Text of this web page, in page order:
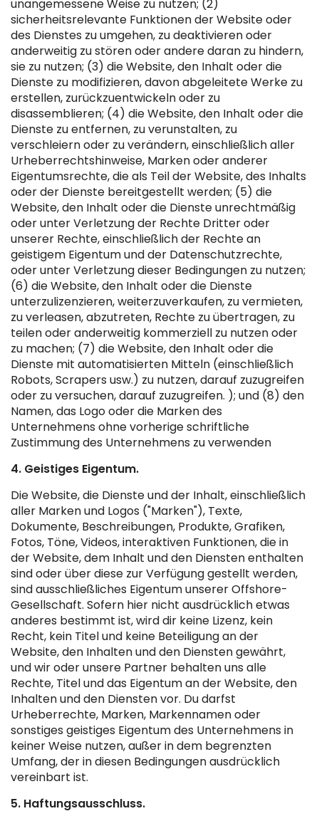
unangemessene Weise zu nutzen; (2)
sicherheitsrelevante Funktionen der Website oder
des Dienstes zu umgehen, zu deaktivieren oder
anderweitig zu stören oder andere daran zu hindern,
sie zu nutzen; (3) die Website, den Inhalt oder die
Dienste zu modifizieren, davon abgeleitete Werke zu
erstellen, zurückzuentwickeln oder zu
disassemblieren; (4) die Website, den Inhalt oder die
Dienste zu entfernen, zu verunstalten, zu
verschleiern oder zu verändern, einschließlich aller
Urheberrechtshinweise, Marken oder anderer
Eigentumsrechte, die als Teil der Website, des Inhalts
oder der Dienste bereitgestellt werden; (5) die
Website, den Inhalt oder die Dienste unrechtmäßig
oder unter Verletzung der Rechte Dritter oder
unserer Rechte, einschließlich der Rechte an
geistigem Eigentum und der Datenschutzrechte,
oder unter Verletzung dieser Bedingungen zu nutzen;
(6) die Website, den Inhalt oder die Dienste
unterzulizenzieren, weiterzuverkaufen, zu vermieten,
zu verleasen, abzutreten, Rechte zu übertragen, zu
teilen oder anderweitig kommerziell zu nutzen oder
zu machen; (7) die Website, den Inhalt oder die
Dienste mit automatisierten Mitteln (einschließlich
Robots, Scrapers usw.) zu nutzen, darauf zuzugreifen
oder zu versuchen, darauf zuzugreifen. ); und (8) den
Namen, das Logo oder die Marken des
Unternehmens ohne vorherige schriftliche
Zustimmung des Unternehmens zu verwenden
4. Geistiges Eigentum.
Die Website, die Dienste und der Inhalt, einschließlich
aller Marken und Logos ("Marken"), Texte,
Dokumente, Beschreibungen, Produkte, Grafiken,
Fotos, Töne, Videos, interaktiven Funktionen, die in
der Website, dem Inhalt und den Diensten enthalten
sind oder über diese zur Verfügung gestellt werden,
sind ausschließliches Eigentum unserer Offshore-
Gesellschaft. Sofern hier nicht ausdrücklich etwas
anderes bestimmt ist, wird dir keine Lizenz, kein
Recht, kein Titel und keine Beteiligung an der
Website, den Inhalten und den Diensten gewährt,
und wir oder unsere Partner behalten uns alle
Rechte, Titel und das Eigentum an der Website, den
Inhalten und den Diensten vor. Du darfst
Urheberrechte, Marken, Markennamen oder
sonstiges geistiges Eigentum des Unternehmens in
keiner Weise nutzen, außer in dem begrenzten
Umfang, der in diesen Bedingungen ausdrücklich
vereinbart ist.
5. Haftungsausschluss.